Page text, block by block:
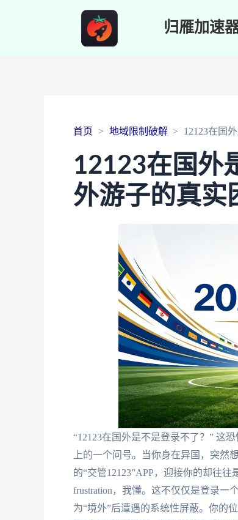
归雁加速
首页 地域限制破解 12123在国
12123在国外
外游子的真实
“12123在国外是不是登录不了？” 这
上的一个问号。当你身在异国，突然
的“交管12123”APP，迎接你的却往
frustration，我懂。这不仅仅是登录一
为“境外”后遭遇的系统性屏蔽。你